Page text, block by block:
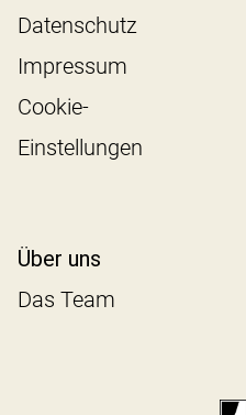
Datenschutz
Impressum
Cookie-
Einstellungen
Über uns
Das Team